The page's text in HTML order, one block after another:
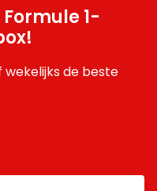
1-
wekelijks de beste